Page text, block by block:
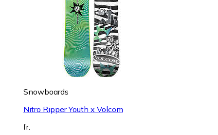
Snowboards
Nitro Ripper Youth x Volcom
fr.